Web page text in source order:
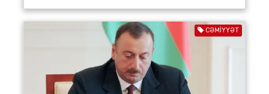
CƏMIYYƏT